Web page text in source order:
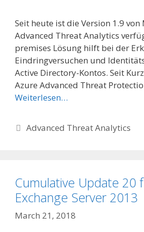
Seit heute ist die Version 1.9
Advanced Threat Analytics
premises Lösung hilft bei der
Eindringversuchen und
Active Directory-Kontos. Seit
Azure Advanced Threat
Weiterlesen…
Categories
Advanced Threat Analytics
Cumulative Update 20
Exchange Server 2013
March 21, 2018